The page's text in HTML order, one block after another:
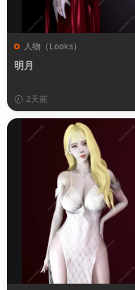
人物（Looks）
明月
2天前